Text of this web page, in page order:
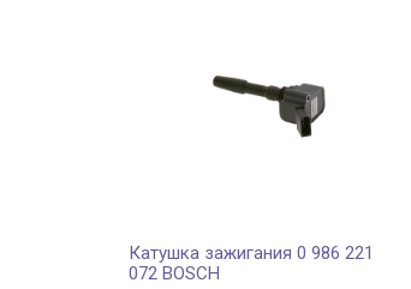
Катушка зажигания 0 986 221
072 BOSCH